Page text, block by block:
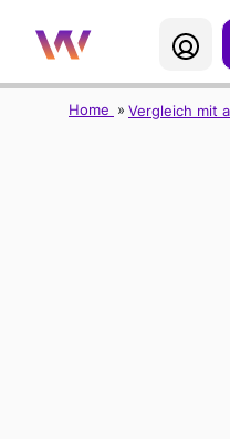
Home Vergleich mit